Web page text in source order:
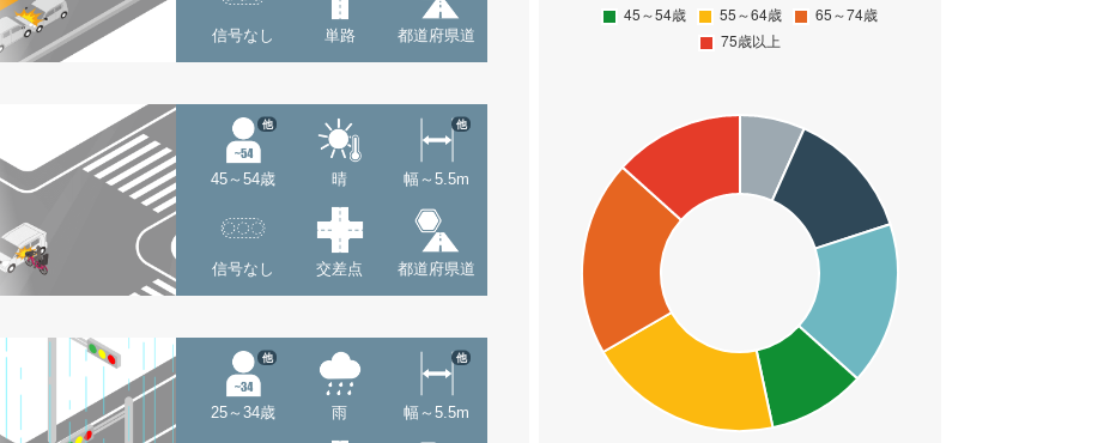
信号なし 単路 都道府県道
45～54歳
他
晴 幅～5.5m
他
信号なし 交差点 都道府県道
25～34歳
他
雨 幅～5.5m
他